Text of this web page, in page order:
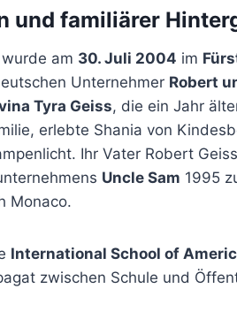
und familiärer
am 30. Juli 2004 im
Unternehmer Robert
Tyra Geiss, die ein Jahr
erlebte Shania von
Ihr Vater Robert
Uncle Sam 1995
Monaco.
International School of
zwischen Schule und